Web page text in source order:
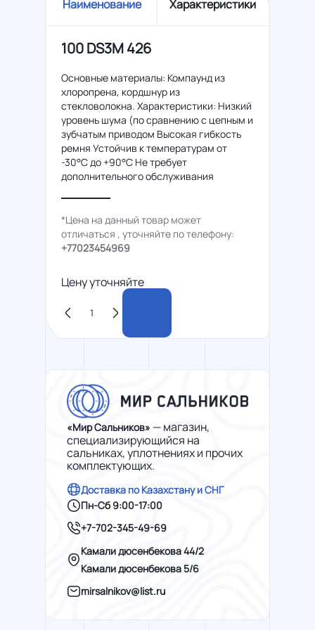
Наименование Характеристики
100 DS3M 426
Основные материалы: Компаунд из
хлоропрена, кордшнур из
стекловолокна. Характеристики: Низкий
уровень шума (по сравнению с цепным и
зубчатым приводом Высокая гибкость
ремня Устойчив к температурам от
-30°C до +90°C Не требует
дополнительного обслуживания
*Цена на данный товар может
отличаться , уточняйте по телефону:
+77023454969
Цену уточняйте
«Мир Сальников» — магазин,
специализирующийся на
сальниках, уплотнениях и прочих
комплектующих.
Доставка по Казахстану и СНГ
Пн-Сб 9:00-17:00
+7-702-345-49-69
Камали дюсенбекова 44/2
Камали дюсенбекова 5/6
mirsalnikov@list.ru